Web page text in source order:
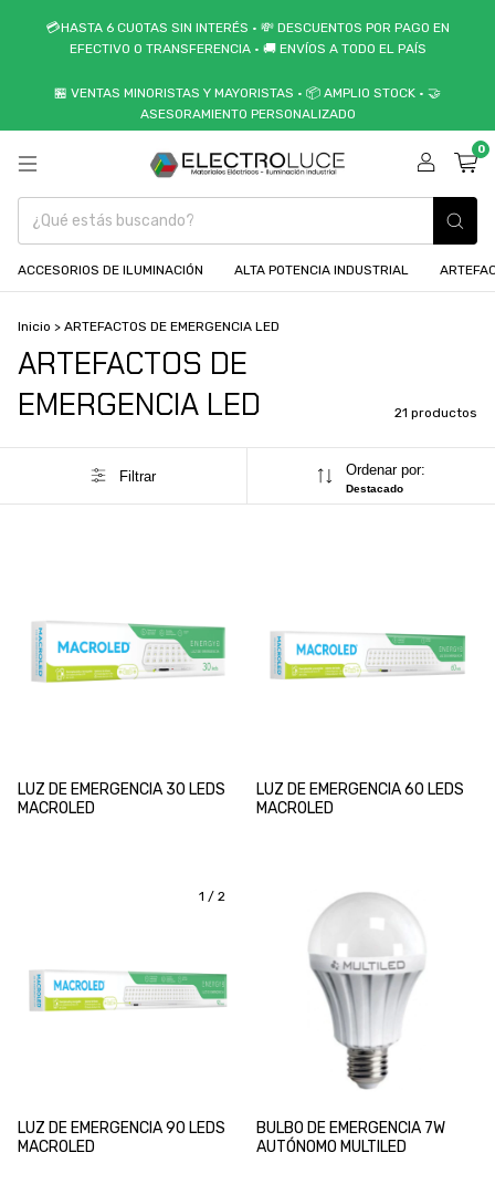
💳HASTA 6 CUOTAS SIN INTERÉS • 💸 DESCUENTOS POR PAGO EN
EFECTIVO O TRANSFERENCIA • 🚚 ENVÍOS A TODO EL PAÍS
🏪 VENTAS MINORISTAS Y MAYORISTAS • 📦 AMPLIO STOCK • 🤝
ASESORAMIENTO PERSONALIZADO
0
ACCESORIOS DE ILUMINACIÓN ALTA POTENCIA INDUSTRIAL
Inicio > ARTEFACTOS DE EMERGENCIA LED
ARTEFACTOS DE
EMERGENCIA LED
21 productos
Filtrar Ordenar por:
Destacado
LUZ DE EMERGENCIA 30 LEDS
MACROLED
LUZ DE EMERGENCIA 60 LEDS
MACROLED
1 / 2
LUZ DE EMERGENCIA 90 LEDS
MACROLED
BULBO DE EMERGENCIA 7W
AUTÓNOMO MULTILED